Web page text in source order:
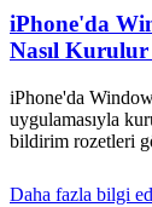
iPhone'da
Nasıl Kurulur
iPhone'da
uygulamasıyla
bildirim rozetleri
Daha fazla bilgi